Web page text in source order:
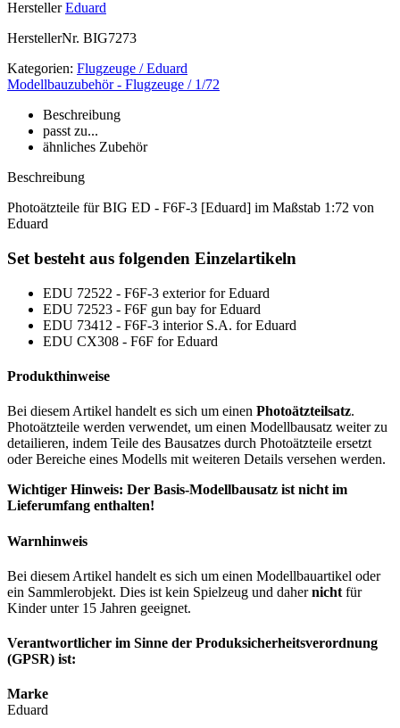
Hersteller Eduard
HerstellerNr. BIG7273
Kategorien: Flugzeuge / Eduard
Modellbauzubehör - Flugzeuge / 1/72
Beschreibung
passt zu...
ähnliches Zubehör
Beschreibung
Photoätzteile für BIG ED - F6F-3 [Eduard] im Maßstab 1:72 von
Eduard
Set besteht aus folgenden Einzelartikeln
EDU 72522 - F6F-3 exterior for Eduard
EDU 72523 - F6F gun bay for Eduard
EDU 73412 - F6F-3 interior S.A. for Eduard
EDU CX308 - F6F for Eduard
Produkthinweise
Bei diesem Artikel handelt es sich um einen Photoätzteilsatz.
Photoätzteile werden verwendet, um einen Modellbausatz weiter zu
detailieren, indem Teile des Bausatzes durch Photoätzteile ersetzt
oder Bereiche eines Modells mit weiteren Details versehen werden.
Wichtiger Hinweis: Der Basis-Modellbausatz ist nicht im
Lieferumfang enthalten!
Warnhinweis
Bei diesem Artikel handelt es sich um einen Modellbauartikel oder
ein Sammlerobjekt. Dies ist kein Spielzeug und dahernicht für
Kinder unter 15 Jahren geeignet.
Verantwortlicher im Sinne der Produksicherheitsverordnung
(GPSR) ist:
Marke
Eduard